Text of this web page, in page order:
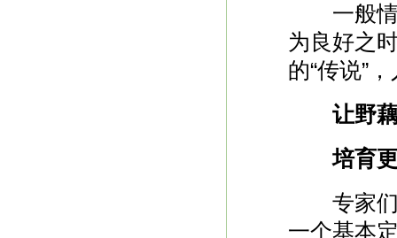
一般情
为良好之
的“传说”
让野
培育更
专家们
一个基本